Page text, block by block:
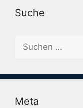
Suche
nach:
Meta